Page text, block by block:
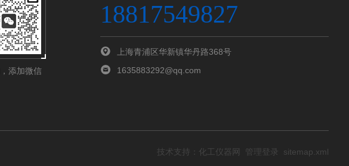
添加微信
18817549827
上海青浦区华新镇华丹路368号
1635883292@qq.com
技术支持： 化工仪器网 管理登录 sitemap.xml